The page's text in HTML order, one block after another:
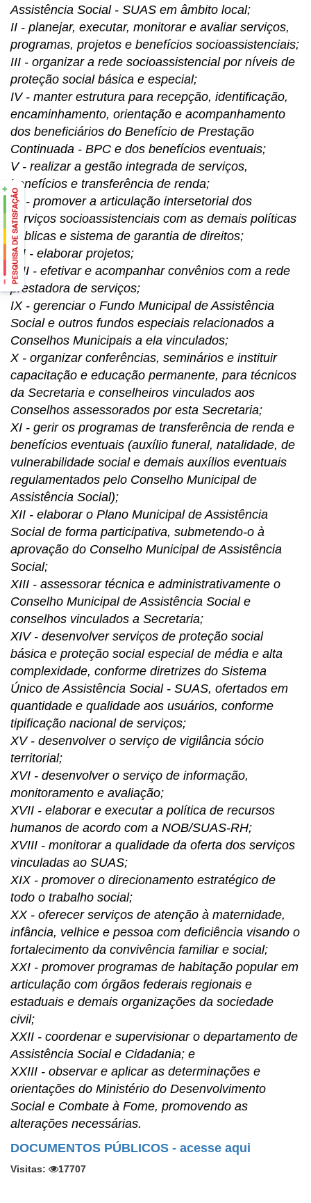
Assistência Social - SUAS em âmbito local;
II - planejar, executar, monitorar e avaliar serviços,
programas, projetos e benefícios socioassistenciais;
III - organizar a rede socioassistencial por níveis de
proteção social básica e especial;
IV - manter estrutura para recepção, identificação,
encaminhamento, orientação e acompanhamento
dos beneficiários do Benefício de Prestação
Continuada - BPC e dos benefícios eventuais;
V - realizar a gestão integrada de serviços,
benefícios e transferência de renda;
VI - promover a articulação intersetorial dos
serviços socioassistenciais com as demais políticas
públicas e sistema de garantia de direitos;
VII - elaborar projetos;
VIII - efetivar e acompanhar convênios com a rede
prestadora de serviços;
IX - gerenciar o Fundo Municipal de Assistência
Social e outros fundos especiais relacionados a
Conselhos Municipais a ela vinculados;
X - organizar conferências, seminários e instituir
capacitação e educação permanente, para técnicos
da Secretaria e conselheiros vinculados aos
Conselhos assessorados por esta Secretaria;
XI - gerir os programas de transferência de renda e
benefícios eventuais (auxílio funeral, natalidade, de
vulnerabilidade social e demais auxílios eventuais
regulamentados pelo Conselho Municipal de
Assistência Social);
XII - elaborar o Plano Municipal de Assistência
Social de forma participativa, submetendo-o à
aprovação do Conselho Municipal de Assistência
Social;
XIII - assessorar técnica e administrativamente o
Conselho Municipal de Assistência Social e
conselhos vinculados a Secretaria;
XIV - desenvolver serviços de proteção social
básica e proteção social especial de média e alta
complexidade, conforme diretrizes do Sistema
Único de Assistência Social - SUAS, ofertados em
quantidade e qualidade aos usuários, conforme
tipificação nacional de serviços;
XV - desenvolver o serviço de vigilância sócio
territorial;
XVI - desenvolver o serviço de informação,
monitoramento e avaliação;
XVII - elaborar e executar a política de recursos
humanos de acordo com a NOB/SUAS-RH;
XVIII - monitorar a qualidade da oferta dos serviços
vinculadas ao SUAS;
XIX - promover o direcionamento estratégico de
todo o trabalho social;
XX - oferecer serviços de atenção à maternidade,
infância, velhice e pessoa com deficiência visando o
fortalecimento da convivência familiar e social;
XXI - promover programas de habitação popular em
articulação com órgãos federais regionais e
estaduais e demais organizações da sociedade
civil;
XXII - coordenar e supervisionar o departamento de
Assistência Social e Cidadania; e
XXIII - observar e aplicar as determinações e
orientações do Ministério do Desenvolvimento
Social e Combate à Fome, promovendo as
alterações necessárias.
DOCUMENTOS PÚBLICOS - acesse aqui
Visitas: 17707